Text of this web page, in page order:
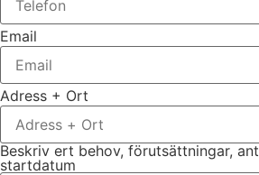
Email
Adress + Ort
Beskriv ert behov, förutsättningar,
startdatum